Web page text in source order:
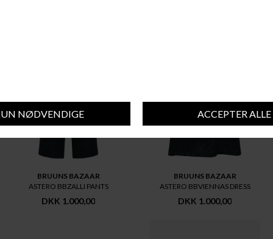
BRUUNS BAZAAR
ASTERO BBZALLI PANTS
DKK 1.000,00
BRUUNS BAZAAR
ASTERO BBVIENNAS DRESS
DKK 1.000,00